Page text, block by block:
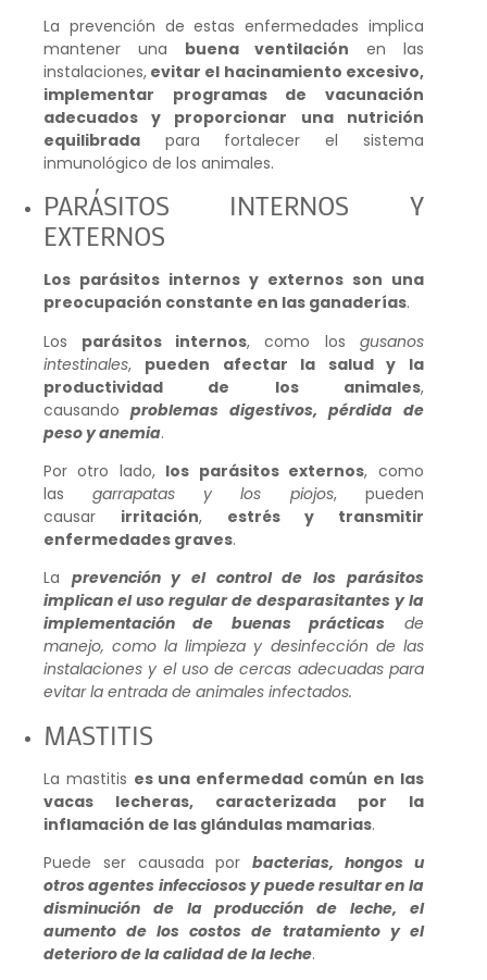
La prevención de estas enfermedades implica
mantener una buena ventilación en las
instalaciones, evitar el hacinamiento excesivo,
implementar programas de vacunación
adecuados y proporcionar una nutrición
equilibrada para fortalecer el sistema
inmunológico de los animales.
PARÁSITOS INTERNOS Y
EXTERNOS
Los parásitos internos y externos son una
preocupación constante en las ganaderías.
Los parásitos internos, como los gusanos
intestinales, pueden afectar la salud y la
productividad de los animales,
causando problemas digestivos, pérdida de
peso y anemia.
Por otro lado, los parásitos externos, como
las garrapatas y los piojos, pueden
causar irritación, estrés y transmitir
enfermedades graves.
La prevención y el control de los parásitos
implican el uso regular de desparasitantes y la
implementación de buenas prácticas de
manejo, como la limpieza y desinfección de las
instalaciones y el uso de cercas adecuadas para
evitar la entrada de animales infectados.
MASTITIS
La mastitis es una enfermedad común en las
vacas lecheras, caracterizada por la
inflamación de las glándulas mamarias.
Puede ser causada porbacterias, hongos u
otros agentes infecciosos y puede resultar en la
disminución de la producción de leche, el
aumento de los costos de tratamiento y el
deterioro de la calidad de la leche.